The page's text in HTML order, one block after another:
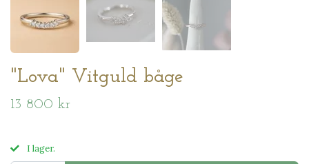
"Lova" Vitguld båge
13 800 kr
I lager.